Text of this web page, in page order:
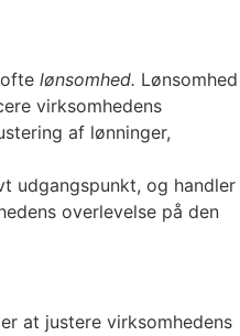
lønsomhed. Lønsomhed
virksomhedens
af lønninger,
udgangspunkt, og handler
overlevelse på den
at justere virksomhedens